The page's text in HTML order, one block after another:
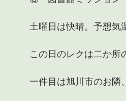
土曜日は快晴。予想
この日のレクは二か所
一件目は旭川市のお